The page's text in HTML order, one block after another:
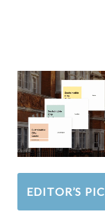
EDITOR’S